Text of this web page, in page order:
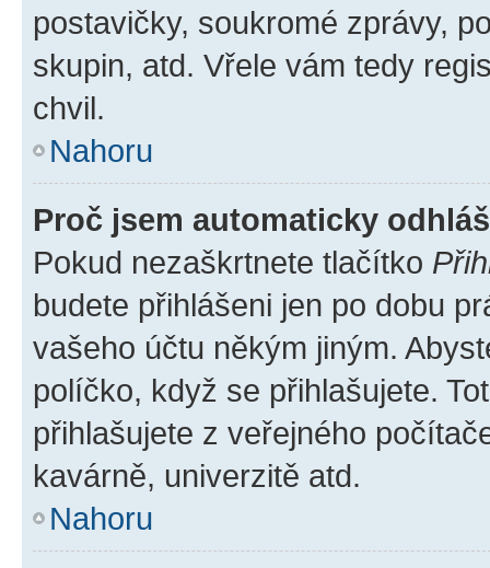
postavičky, soukromé zprávy,
skupin, atd. Vřele vám tedy
chvil.
Nahoru
Proč jsem automaticky
Pokud nezaškrtnete tlačítko
budete přihlášeni jen po dobu
vašeho účtu někým jiným.
políčko, když se přihlašujete.
přihlašujete z veřejného
kavárně, univerzitě atd.
Nahoru